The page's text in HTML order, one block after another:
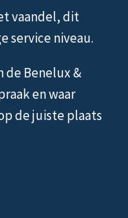
vaandel, dit
service niveau.
de Benelux &
en waar
de juiste plaats